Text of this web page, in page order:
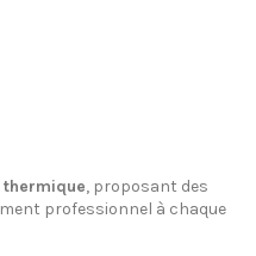
, proposant des
professionnel à chaque